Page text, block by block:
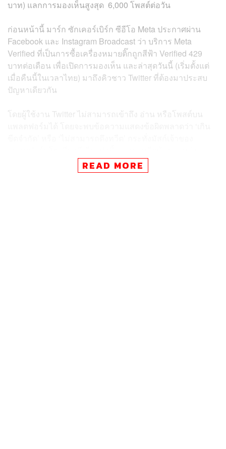
บาท) แลกการมองเห็นสูงสุด 6,000 โพสต์ต่อวัน
ก่อนหน้านี้ มาร์ก ซักเคอร์เบิร์ก ซีอีโอ Meta ประกาศผ่าน
Facebook และ Instagram Broadcast ว่า บริการ Meta
Verified ที่เป็นการซื้อเครื่องหมายติ๊กถูกสีฟ้า Verified 429
บาทต่อเดือน เพื่อเปิดการมองเห็น และล่าสุดวันนี้ (เริ่มตั้งแต่
เมื่อคืนนี้ในเวลาไทย) มาถึงคิวชาว Twitter ที่ต้องมาประสบ
ปัญหาเดียวกัน
โดยผู้ใช้งาน Twitter ไม่สามารถเข้าถึง อ่าน หรือโพสต์บน
แพลตฟอร์มกำลังจำกัดการเข้าถึงโพสต์ของบัญชีที่ไม่ได้รับ
READ MORE